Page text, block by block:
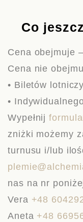
Co
Cena obejmuje
Cena nie
• Biletów
•
Wypełnij
zniżki możemy
turnusu i/lub
nas na nr
Vera +48
Aneta +48